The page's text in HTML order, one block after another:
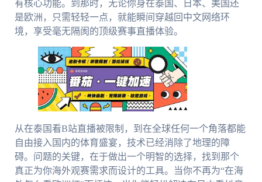
有核心功能。到那时，无论你身在泰国、日本、美国还
是欧洲，只需轻轻一点，就能瞬间穿越回中文网络环
境，享受毫无隔阂的顶级赛事直播体验。
从在泰国看B站直播被限制，到在全球任何一个角落都能
自由接入国内的体育盛宴，技术已经消除了地理的障
碍。问题的关键，在于做出一个明智的选择，找到那个
真正为你海外观赛需求而设计的工具。当你不再为“在海